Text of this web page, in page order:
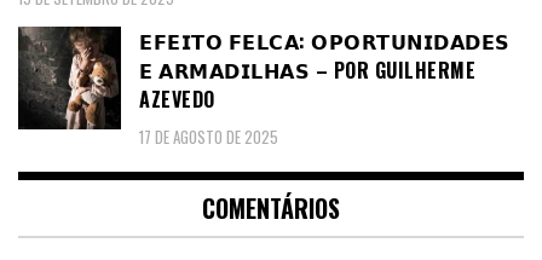
𝗘𝗙𝗘𝗜𝗧𝗢 𝗙𝗘𝗟𝗖𝗔: 𝗢𝗣𝗢𝗥𝗧𝗨𝗡𝗜𝗗𝗔𝗗𝗘𝗦
𝗘 𝗔𝗥𝗠𝗔𝗗𝗜𝗟𝗛𝗔𝗦 – POR GUILHERME
AZEVEDO
17 DE AGOSTO DE 2025
COMENTÁRIOS